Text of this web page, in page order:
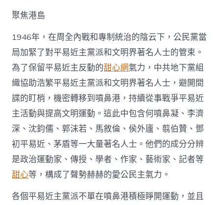
聚焦港島
1946年，在周全內戰和專制統治的陰云下，公民黨當
局加緊了對平易近主黨派和文明界著名人士的管束。
為了保留平易近主反動的甜心網氣力，中共地下黨組
織協助浩繁平易近主黨派和文明界著名人士，避開間
諜的盯梢，機密轉移到噴鼻港，持續從事戰爭平易近
主活動與提高文明運動。這此中包含何噴鼻凝、李濟
深、沈鈞儒、郭沫若、馬敘倫、侯外廬、翦伯贊、鄧
初平易近、茅盾等一大量著名人士。他們的成分分辨
是政治運動家、傳授、學者、作家、藝術家、記者等
甜心等，構成了聲勢赫赫的愛公民主氣力。
各個平易近主黨派不單在噴鼻港積極睜開運動，並且